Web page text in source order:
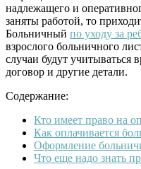
надлежащего и
заняты работой, то
Больничный по уходу за
взрослого больничного
случаи будут учитываться
договор и другие детали.
Содержание:
Кто имеет право на
Как оплачивается
Оформление
Что еще надо знать